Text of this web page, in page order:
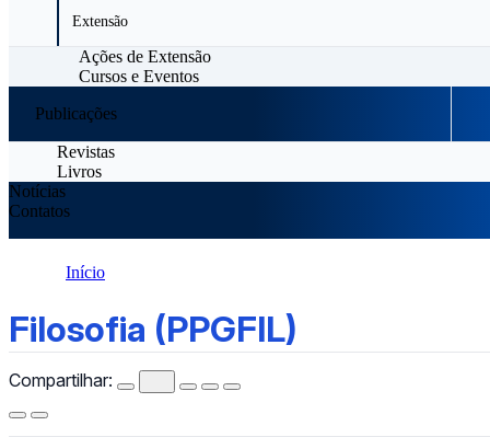
Extensão
Ações de Extensão
Cursos e Eventos
Publicações
Revistas
Livros
Notícias
Contatos
Início
Filosofia (PPGFIL)
Filosofia (PPGFIL)
Compartilhar: